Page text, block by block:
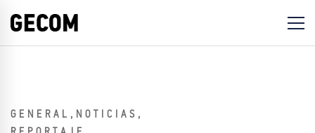
GENERAL , NOTICIAS ,